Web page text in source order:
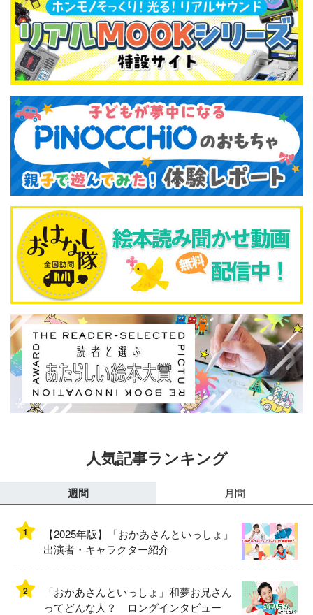
人気記事ランキング
週間 月間
1
【2025年版】「おかあさんといっしょ」
出演者・キャラクター紹介
2
「おかあさんといっしょ」和夢お兄さん
ってどんな人？ ロングインタビュー